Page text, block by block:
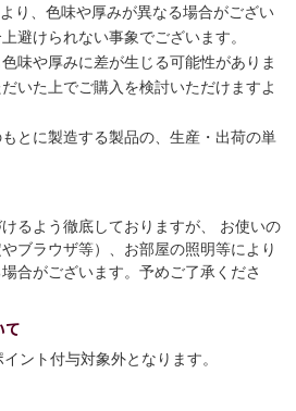
り、色味や厚みが異なる場合がござい
避けられない事象でございます。
味や厚みに差が生じる可能性がありま
いた上でご購入を検討いただけますよ
もとに製造する製品の、生産・出荷の単
るよう徹底しておりますが、 お使いの
ブラウザ等）、お部屋の照明等により
合がございます。予めご了承くださ
て
ント付与対象外となります。